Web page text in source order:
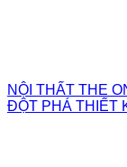
NỘI THẤT THE
ĐỘT PHÁ THIẾT